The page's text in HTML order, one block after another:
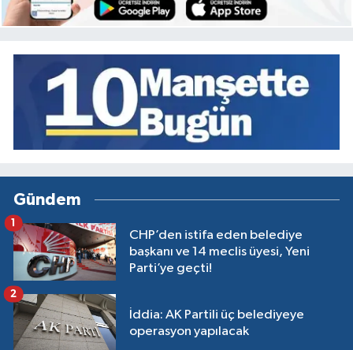
Gündem
CHP’den istifa eden belediye
başkanı ve 14 meclis üyesi, Yeni
Parti’ye geçti!
1
İddia: AK Partili üç belediyeye
operasyon yapılacak
2